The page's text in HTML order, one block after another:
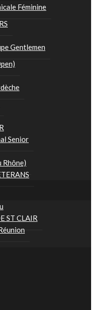
Féminine
Gentlemen
Senior
Rhône)
ST CLAIR